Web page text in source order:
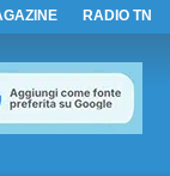
RADIO TN